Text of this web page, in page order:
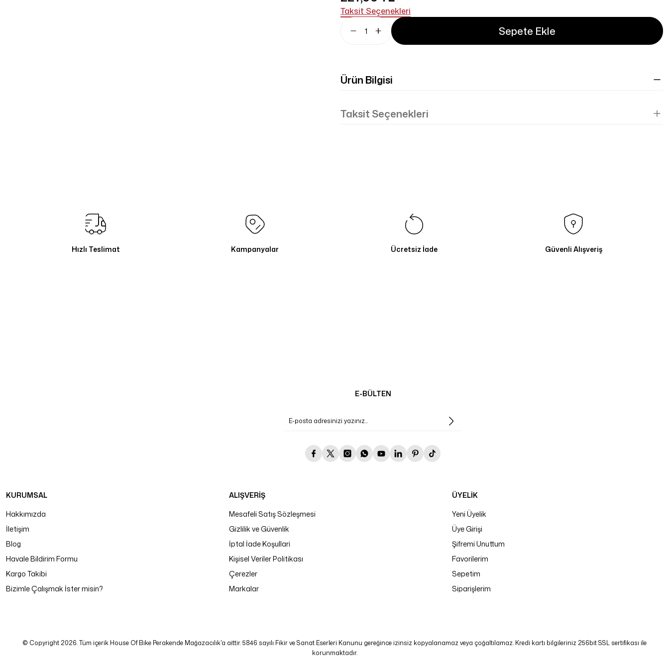
Taksit Seçenekleri
Sepete Ekle
Ürün Bilgisi
Taksit Seçenekleri
Hızlı Teslimat Kampanyalar Ücretsiz İade Güvenli Alışveriş
E-BÜLTEN
KURUMSAL
Hakkımızda
İletişim
Blog
Havale Bildirim Formu
Kargo Takibi
Bizimle Çalışmak İster misin?
ALIŞVERİŞ
Mesafeli Satış Sözleşmesi
Gizlilik ve Güvenlik
İptal İade Koşullari
Kişisel Veriler Politikası
Çerezler
Markalar
ÜYELİK
Yeni Üyelik
Üye Girişi
Şifremi Unuttum
Favorilerim
Sepetim
Siparişlerim
© Copyright 2026. Tüm içerik House Of Bike Perakende Mağazacılık'a aittir. 5846 sayılı Fikir ve Sanat Eserleri Kanunu gereğince izinsiz kopyalanamaz veya çoğaltılamaz. Kredi kartı bilgileriniz 256bit SSL sertifikası ile
korunmaktadır.